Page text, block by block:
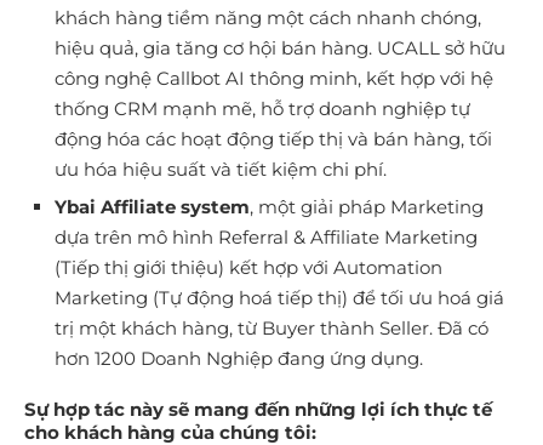
khách hàng tiềm năng một cách nhanh chóng,
hiệu quả, gia tăng cơ hội bán hàng. UCALL sở hữu
công nghệ Callbot AI thông minh, kết hợp với hệ
thống CRM mạnh mẽ, hỗ trợ doanh nghiệp tự
động hóa các hoạt động tiếp thị và bán hàng, tối
ưu hóa hiệu suất và tiết kiệm chi phí.
Ybai Affiliate system, một giải pháp Marketing
dựa trên mô hình Referral & Affiliate Marketing
(Tiếp thị giới thiệu) kết hợp với Automation
Marketing (Tự động hoá tiếp thị) để tối ưu hoá giá
trị một khách hàng, từ Buyer thành Seller. Đã có
hơn 1200 Doanh Nghiệp đang ứng dụng.
Sự hợp tác này sẽ mang đến những lợi ích thực tế
cho khách hàng của chúng tôi: